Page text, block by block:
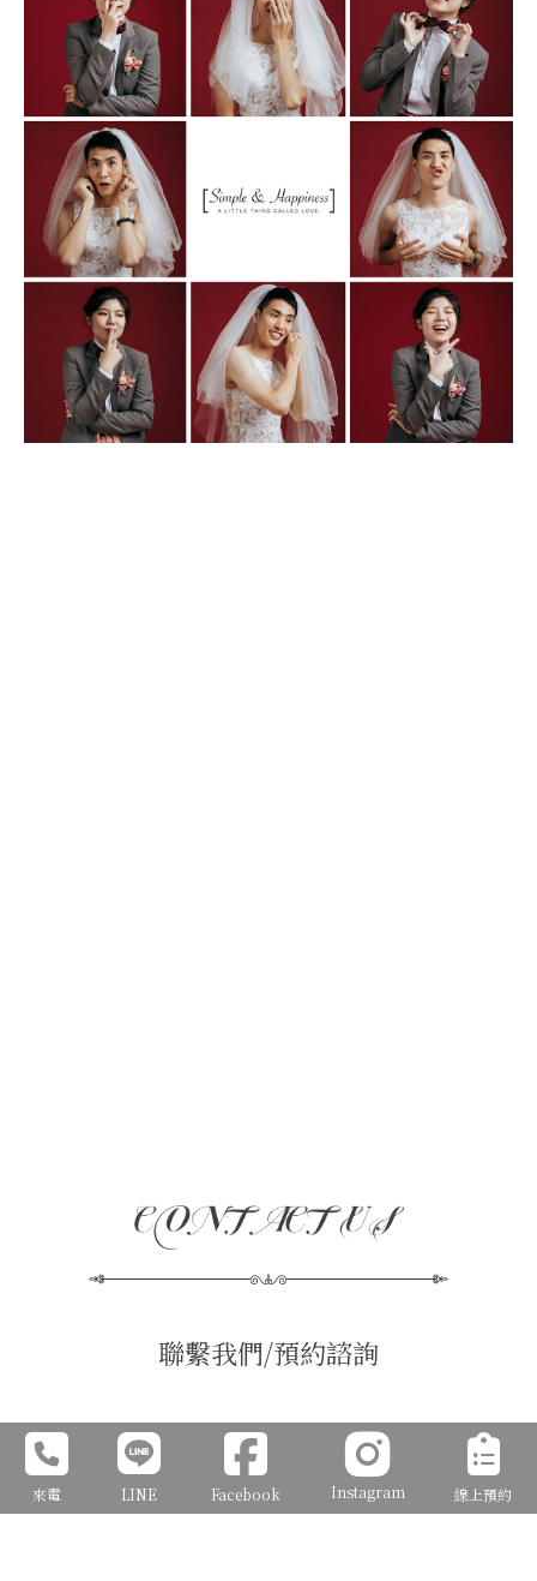
聯繫我們/預約諮詢
姓 名 | Name
來電 LINE Facebook Instagram 線上預約